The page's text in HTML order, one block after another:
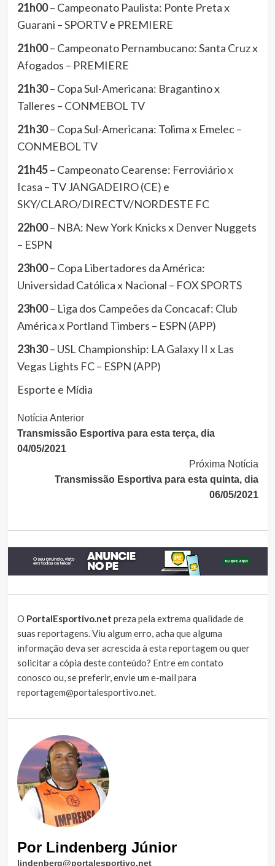
21h00– Campeonato Paulista: Ponte Preta x
Guarani – SPORTV e PREMIERE
21h00– Campeonato Pernambucano: Santa Cruz x
Afogados – PREMIERE
21h30– Copa Sul-Americana: Bragantino x
Talleres – CONMEBOL TV
21h30– Copa Sul-Americana: Tolima x Emelec –
CONMEBOL TV
21h45– Campeonato Cearense: Ferroviário x
Icasa – TV JANGADEIRO (CE) e
SKY/CLARO/DIRECTV/NORDESTE FC
22h00– NBA: New York Knicks x Denver Nuggets
– ESPN
23h00– Copa Libertadores da América:
Universidad Católica x Nacional – FOX SPORTS
23h00– Liga dos Campeões da Concacaf: Club
América x Portland Timbers – ESPN (APP)
23h30– USL Championship: LA Galaxy II x Las
Vegas Lights FC – ESPN (APP)
Esporte e Mídia
Continue
Lendo
Notícia Anterior
Transmissão Esportiva para esta terça, dia
04/05/2021
Próxima Notícia
Transmissão Esportiva para esta quinta, dia
06/05/2021
O PortalEsportivo.net preza pela extrema qualidade de
suas reportagens. Viu algum erro, acha que alguma
informação deva ser acrescida à esta reportagem ou quer
solicitar a cópia deste conteúdo? Entre em contato
conosco ou, se preferir, envie um e-mail para
reportagem@portalesportivo.net.
Por Lindenberg Júnior
lindenberg@portalesportivo.net